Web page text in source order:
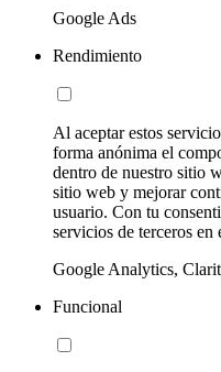
Google Ads
Rendimiento
Al aceptar estos
forma anónima el
dentro de nuestro sitio
sitio web y mejorar
usuario. Con tu
servicios de terceros en
Google Analytics,
Funcional